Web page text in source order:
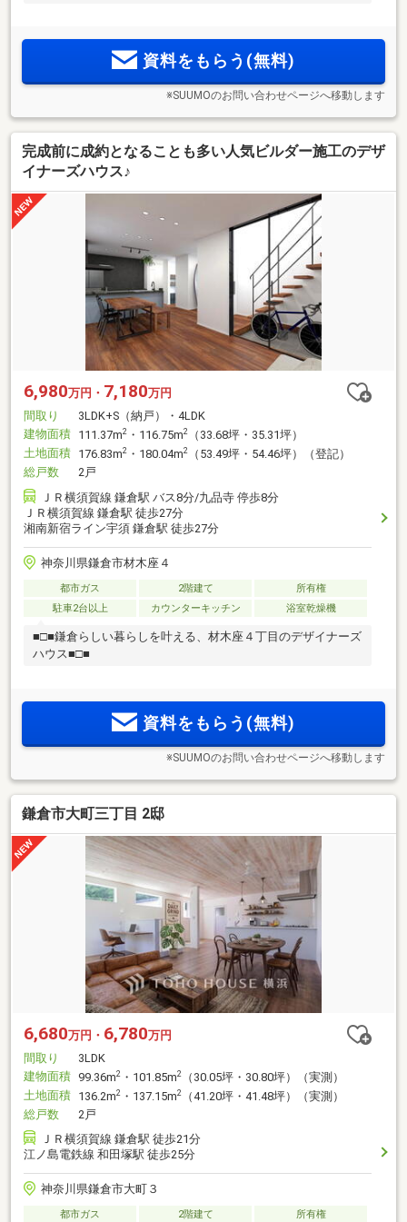
資料をもらう(無料)
※SUUMOのお問い合わせページへ移動します
完成前に成約となることも多い人気ビルダー施工のデザ
イナーズハウス♪
6,980万円・ 7,180万円
間取り
3LDK+S（納戸）・4LDK
建物面積 111.37m2 ・116.75m2
（33.68坪・35.31坪）
土地面積 176.83m2 ・180.04m2
（53.49坪・54.46坪）（登記）
総戸数
2戸
ＪＲ横須賀線 鎌倉駅 バス8分/九品寺 停歩8分
ＪＲ横須賀線 鎌倉駅 徒歩27分
湘南新宿ライン宇須 鎌倉駅 徒歩27分
神奈川県鎌倉市材木座４
都市ガス 2階建て
所有権
駐車2台以上
カウンターキッチン 浴室乾燥機
■□■鎌倉らしい暮らしを叶える、材木座４丁目のデザイナーズ
ハウス■□■
資料をもらう(無料)
※SUUMOのお問い合わせページへ移動します
鎌倉市大町三丁目 2邸
6,680万円・ 6,780万円
間取り
3LDK
建物面積 99.36m2 ・101.85m2
（30.05坪・30.80坪）（実測）
土地面積 136.2m2 ・137.15m2
（41.20坪・41.48坪）（実測）
総戸数
2戸
ＪＲ横須賀線 鎌倉駅 徒歩21分
江ノ島電鉄線 和田塚駅 徒歩25分
神奈川県鎌倉市大町３
都市ガス 2階建て
所有権